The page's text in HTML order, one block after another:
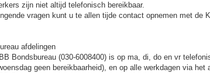
zijn niet altijd telefonisch bereikbaar.
vragen kunt u te allen tijde contact opnemen met de
afdelingen
Bondsbureau (030-6008400) is op ma, di, do en vr
geen bereikbaarheid), en op alle werkdagen via